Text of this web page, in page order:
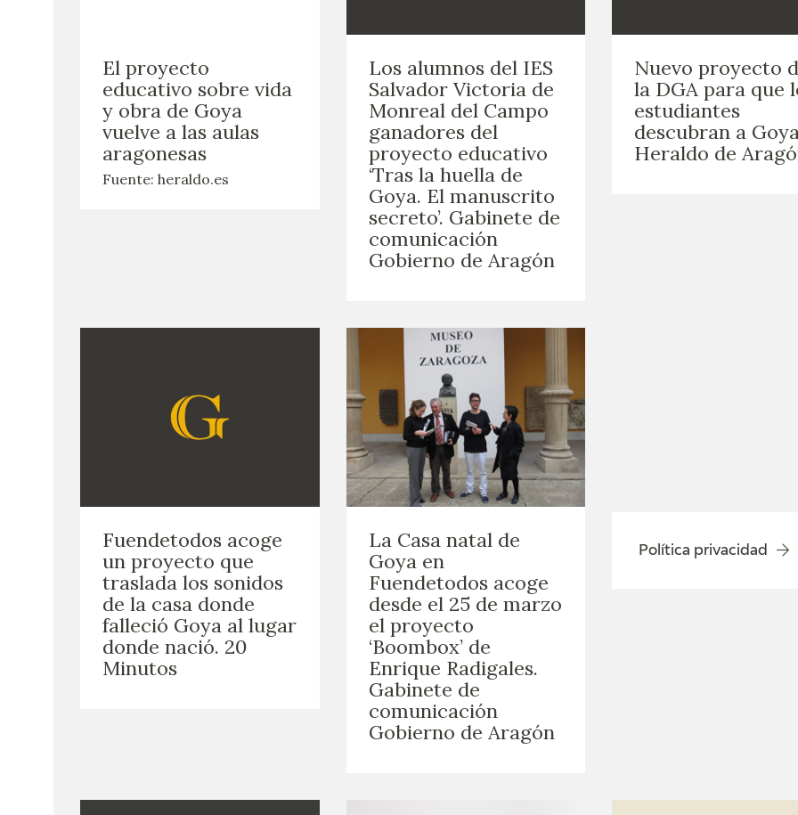
El proyecto
educativo sobre vida
y obra de Goya
vuelve a las aulas
aragonesas
Fuente: heraldo.es
Los alumnos del IES
Salvador Victoria de
Monreal del Campo
ganadores del
proyecto educativo
‘Tras la huella de
Goya. El manuscrito
secreto’. Gabinete de
comunicación
Gobierno de Aragón
Nuevo proyecto
la DGA para que
estudiantes
descubran a
Heraldo de
Fuendetodos acoge
un proyecto que
traslada los sonidos
de la casa donde
falleció Goya al lugar
donde nació. 20
Minutos
La Casa natal de
Goya en
Fuendetodos acoge
desde el 25 de marzo
el proyecto
‘Boombox’ de
Enrique Radigales.
Gabinete de
comunicación
Gobierno de Aragón
Política privacidad